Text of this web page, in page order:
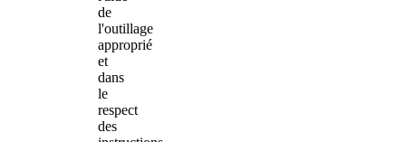
de
l'outillage
approprié
et
dans
le
respect
des